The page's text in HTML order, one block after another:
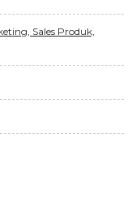
Sales Produk,